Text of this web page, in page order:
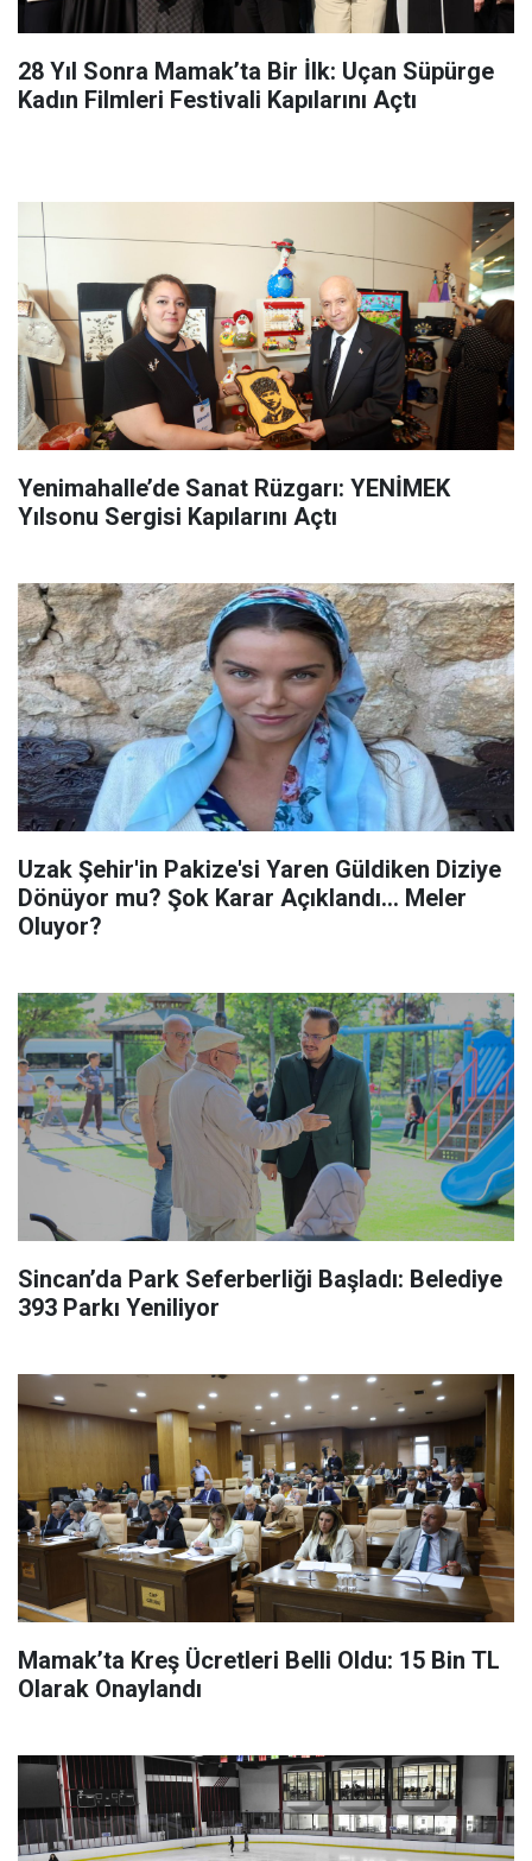
28 Yıl Sonra Mamak’ta Bir İlk: Uçan Süpürge
Kadın Filmleri Festivali Kapılarını Açtı
Yenimahalle’de Sanat Rüzgarı: YENİMEK
Yılsonu Sergisi Kapılarını Açtı
Uzak Şehir'in Pakize'si Yaren Güldiken Diziye
Dönüyor mu? Şok Karar Açıklandı... Meler
Oluyor?
Sincan’da Park Seferberliği Başladı: Belediye
393 Parkı Yeniliyor
Mamak’ta Kreş Ücretleri Belli Oldu: 15 Bin TL
Olarak Onaylandı